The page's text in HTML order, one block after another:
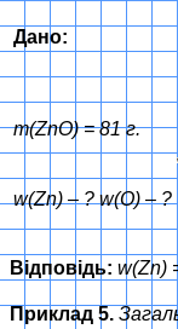
Дано:
m(ZnO) = 81 г.
w(Zn) – ? w(O) – ?
Відповідь: w(Zn)
Приклад 5.